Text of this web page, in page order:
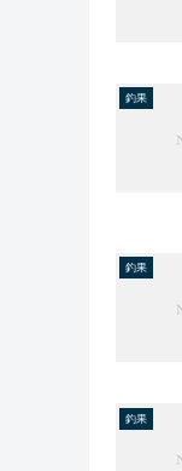
釣果
釣果
釣果